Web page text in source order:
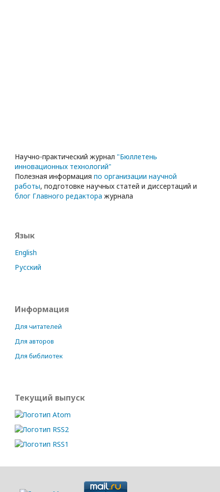
Научно-практический журнал "Бюллетень
инновационных технологий"
Полезная информация по организации научной
работы, подготовке научных статей и диссертаций и
блог Главного редактора журнала
Язык
English
Русский
Информация
Для читателей
Для авторов
Для библиотек
Текущий выпуск